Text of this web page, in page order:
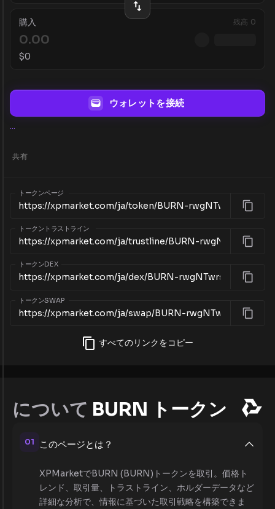
購入 残高 0
$0
ウォレットを接続
...
共有
トークンページ
トークントラストライン
トークンDEX
トークンSWAP
すべてのリンクをコピー
について BURN トークン
01 このページとは？
XPMarketでBURN (BURN)トークンを取引。価格ト
レンド、取引量、トラストライン、ホルダーデータなど
詳細な分析で、情報に基づいた取引戦略を構築できま